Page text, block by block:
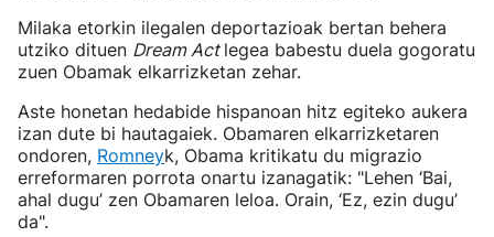
Milaka etorkin ilegalen deportazioak bertan behera
utziko dituen Dream Act legea babestu duela gogoratu
zuen Obamak elkarrizketan zehar.
Aste honetan hedabide hispanoan hitz egiteko aukera
izan dute bi hautagaiek. Obamaren elkarrizketaren
ondoren, Romneyk, Obama kritikatu du migrazio
erreformaren porrota onartu izanagatik: "Lehen ‘Bai,
ahal dugu’ zen Obamaren leloa. Orain, ‘Ez, ezin dugu’
da".